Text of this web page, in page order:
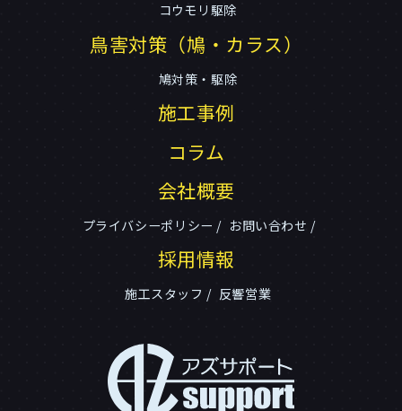
コウモリ駆除
鳥害対策（鳩・カラス）
鳩対策・駆除
施工事例
コラム
会社概要
プライバシーポリシー お問い合わせ
採用情報
施工スタッフ 反響営業